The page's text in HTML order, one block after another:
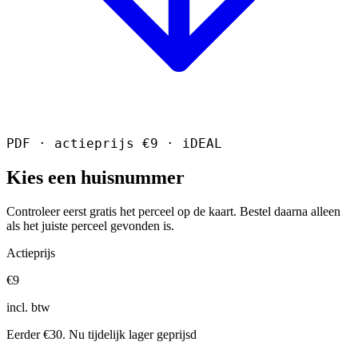
PDF · actieprijs €9 · iDEAL
Kies een huisnummer
Controleer eerst gratis het perceel op de kaart. Bestel daarna alleen
als het juiste perceel gevonden is.
Actieprijs
€9
incl. btw
Eerder €30. Nu tijdelijk lager geprijsd